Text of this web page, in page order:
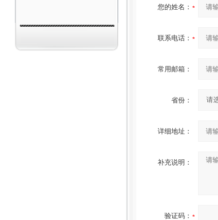
您的姓名：
联系电话：
常用邮箱：
省份：
详细地址：
补充说明：
验证码：